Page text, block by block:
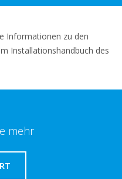
Informationen zu den
Installationshandbuch des
mehr